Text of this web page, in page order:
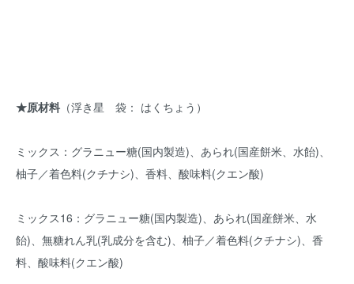
★原材料 （浮き星 袋： はくちょう）
ミックス：グラニュー糖(国内製造)、あられ(国産餅米、水飴)、
柚子／着色料(クチナシ)、香料、酸味料(クエン酸)
ミックス16：グラニュー糖(国内製造)、あられ(国産餅米、水
飴)、無糖れん乳(乳成分を含む)、柚子／着色料(クチナシ)、香
料、酸味料(クエン酸)